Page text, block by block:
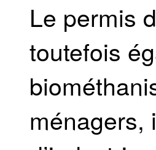
Le permis
toutefois
ménagers,